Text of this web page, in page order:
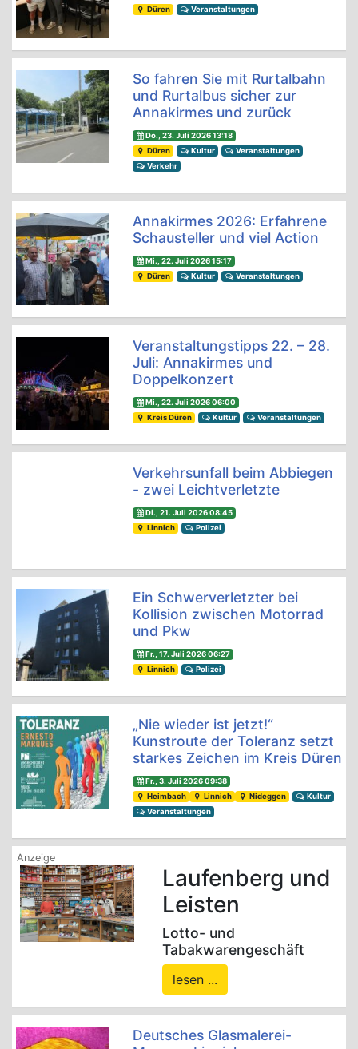
Düren
Veranstaltungen
So fahren Sie mit Rurtalbahn
und Rurtalbus sicher zur
Annakirmes und zurück
Do., 23. Juli 2026 13:18
Düren
Kultur
Veranstaltungen
Verkehr
Annakirmes 2026: Erfahrene
Schausteller und viel Action
Mi., 22. Juli 2026 15:17
Düren
Kultur Veranstaltungen
Veranstaltungstipps 22. – 28.
Juli: Annakirmes und
Doppelkonzert
Mi., 22. Juli 2026 06:00
Kreis Düren
Kultur Veranstaltungen
Verkehrsunfall beim Abbiegen
- zwei Leichtverletzte
Di., 21. Juli 2026 08:45
Linnich
Polizei
Ein Schwerverletzter bei
Kollision zwischen Motorrad
und Pkw
Fr., 17. Juli 2026 06:27
Linnich
Polizei
„Nie wieder ist jetzt!“
Kunstroute der Toleranz setzt
starkes Zeichen im Kreis Düren
Fr., 3. Juli 2026 09:38
Heimbach
Linnich Nideggen
Kultur
Veranstaltungen
Laufenberg und
Leisten
Lotto- und
Tabakwarengeschäft
lesen ...
Deutsches Glasmalerei-